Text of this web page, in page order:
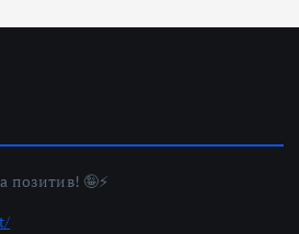
позитив! 🤪⚡